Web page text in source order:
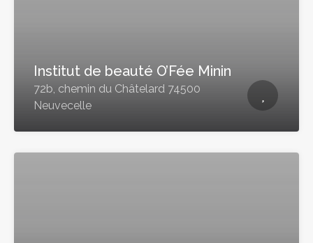
Institut de beauté O’Fée Minin
72b, chemin du Châtelard 74500
Neuvecelle